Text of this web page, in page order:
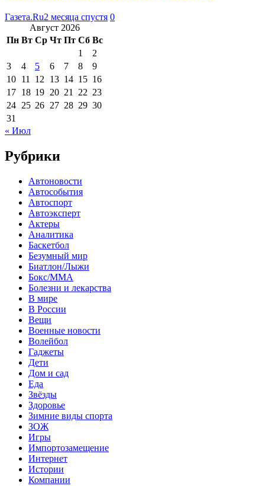
Газета.Ru2 месяца спустя 0
Август 2026
Пн Вт Ср Чт Пт Сб Вс
1
2
3
4 5 6 7 8
9
10 11 12 13 14 15 16
17 18 19 20 21 22 23
24 25 26 27 28 29 30
31
« Июл
Рубрики
Автоновости
Автособытия
Автоспорт
Автоэксперт
Актеры
Аналитика
Баскетбол
Безумный мир
Биатлон/Лыжи
Бокс/MMA
Болезни и лекарства
В мире
В России
Вещи
Военные новости
Волейбол
Гаджеты
Дети
Дом и сад
Еда
Звёзды
Здоровье
Зимние виды спорта
ЗОЖ
Игры
Импортозамещение
Интернет
Истории
Компании